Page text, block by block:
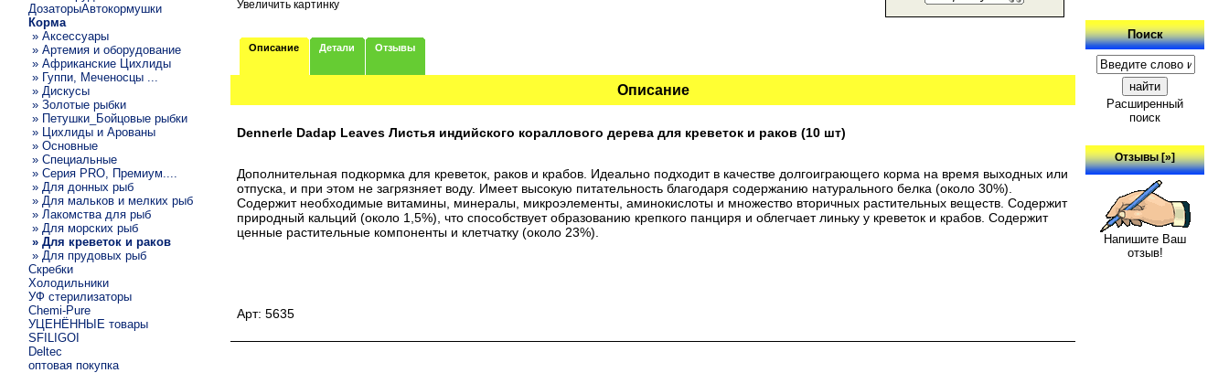
ДозаторыАвтокормушки
Корма
» Аксессуары
» Артемия и оборудование
» Африканские Цихлиды
» Гуппи, Меченосцы ...
» Дискусы
» Золотые рыбки
» Петушки_Бойцовые рыбки
» Цихлиды и Арованы
» Основные
» Специальные
» Серия PRO, Премиум....
» Для донных рыб
» Для мальков и мелких рыб
» Лакомства для рыб
» Для морских рыб
» Для креветок и раков
» Для прудовых рыб
Скребки
Холодильники
УФ стерилизаторы
Chemi-Pure
УЦЕНЁННЫЕ товары
SFILIGOI
Deltec
оптовая покупка
Увеличить картинку
Описание Детали Отзывы
Описание
Dennerle Dadap Leaves Листья индийского кораллового дерева для креветок и раков (10 шт)
Дополнительная подкормка для креветок, раков и крабов. Идеально подходит в качестве долгоиграющего корма на время выходных или
отпуска, и при этом не загрязняет воду. Имеет высокую питательность благодаря содержанию натурального белка (около 30%).
Содержит необходимые витамины, минералы, микроэлементы, аминокислоты и множество вторичных растительных веществ. Содержит
природный кальций (около 1,5%), что способствует образованию крепкого панциря и облегчает линьку у креветок и крабов. Содержит
ценные растительные компоненты и клетчатку (около 23%).
Арт: 5635
Поиск
Расширенный
поиск
Отзывы [»]
Напишите Ваш
отзыв!